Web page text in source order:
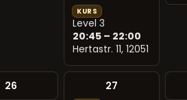
KURS
Level 3
20:45 – 22:00
Hertastr. 11, 12051
26 27